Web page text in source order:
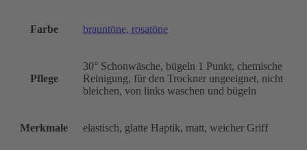
Farbe brauntöne, rosatöne
Pflege
30° Schonwäsche, bügeln 1 Punkt, chemische
Reinigung, für den Trockner ungeeignet, nicht
bleichen, von links waschen und bügeln
Merkmale elastisch, glatte Haptik, matt, weicher Griff